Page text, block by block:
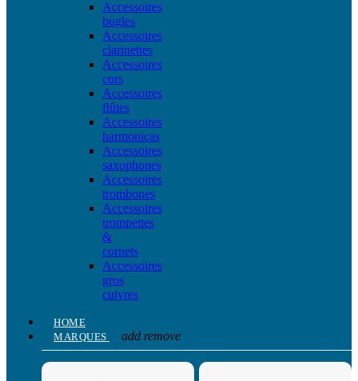
Accessoires
bugles
Accessoires
clarinettes
Accessoires
cors
Accessoires
flûtes
Accessoires
harmonicas
Accessoires
saxophones
Accessoires
trombones
Accessoires
trompettes
&
cornets
Accessoires
gros
cuivres
HOME
MARQUES
add remove